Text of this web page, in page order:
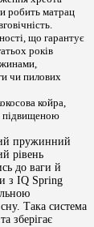
робить матрац
що гарантує
років
чи пилових
койра,
підвищеною
пружинний
рівень
до ваги й
з IQ Spring
Така система
зберігає